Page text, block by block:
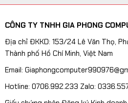
CÔNG TY TNHH GIA PHONG
Địa chỉ ĐKKD: 153/24 Lê Văn Thọ,
Thành phố Hồ Chí Minh, Việt Nam
Email:
Hotline: 0706.992.233 Zalo: